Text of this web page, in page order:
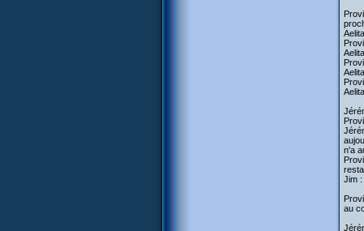
n'a
Jim :
au